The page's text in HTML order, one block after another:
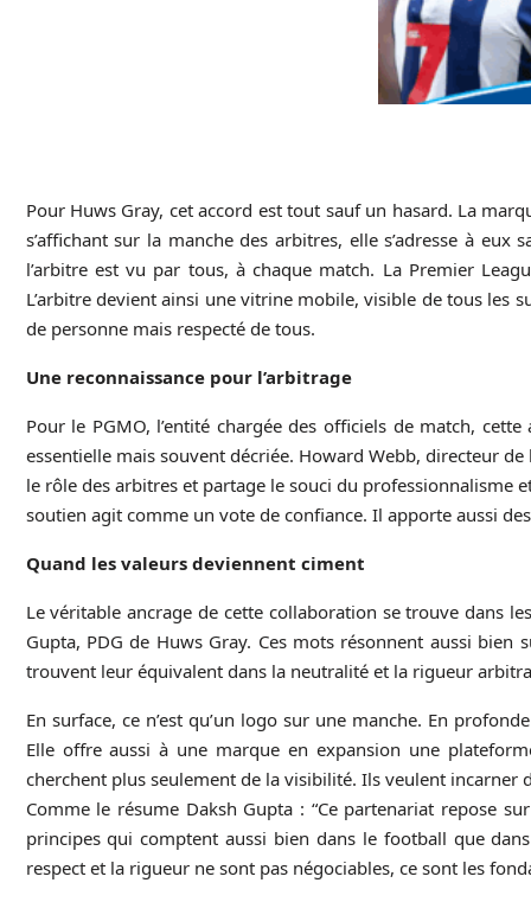
Pour Huws Gray, cet accord est tout sauf un hasard. La
s’affichant sur la manche des arbitres, elle s’adresse à
l’arbitre est vu par tous, à chaque match. La Premier
L’arbitre devient ainsi une vitrine mobile, visible de tous
de personne mais respecté de tous.
Une reconnaissance pour l’arbitrage
Pour le PGMO, l’entité chargée des officiels de match,
essentielle mais souvent décriée. Howard Webb, directeur
le rôle des arbitres et partage le souci du professionnalisme
soutien agit comme un vote de confiance. Il apporte aussi
Quand les valeurs deviennent ciment
Le véritable ancrage de cette collaboration se trouve dans
Gupta, PDG de Huws Gray. Ces mots résonnent aussi
trouvent leur équivalent dans la neutralité et la rigueur
En surface, ce n’est qu’un logo sur une manche. En
Elle offre aussi à une marque en expansion une
cherchent plus seulement de la visibilité. Ils veulent incarner
Comme le résume Daksh Gupta : “Ce partenariat repose
principes qui comptent aussi bien dans le football que
respect et la rigueur ne sont pas négociables, ce sont les